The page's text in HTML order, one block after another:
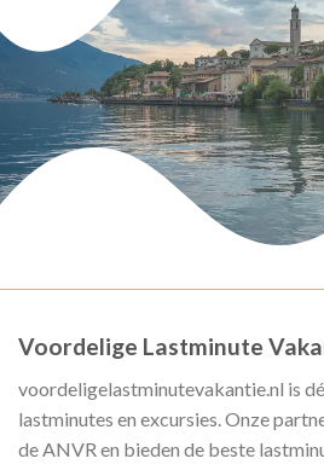
Voordelige Lastminute
voordeligelastminutevakantie.nl is
lastminutes en excursies. Onze
de ANVR en bieden de beste